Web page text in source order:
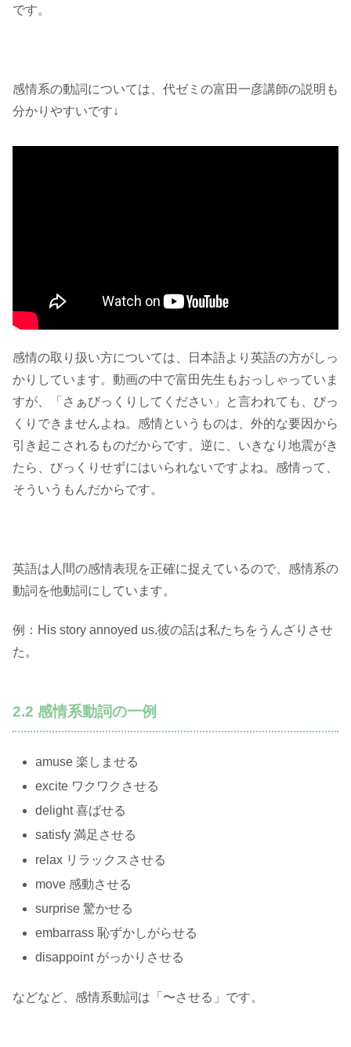
です。
感情系の動詞については、代ゼミの富田一彦講師の説明も
分かりやすいです↓
感情の取り扱い方については、日本語より英語の方がしっ
かりしています。動画の中で富田先生もおっしゃっていま
すが、「さぁびっくりしてください」と言われても、びっ
くりできませんよね。感情というものは、外的な要因から
引き起こされるものだからです。逆に、いきなり地震がき
たら、びっくりせずにはいられないですよね。感情って、
そういうもんだからです。
英語は人間の感情表現を正確に捉えているので、感情系の
動詞を他動詞にしています。
例：His story annoyed us.彼の話は私たちをうんざりさせ
た。
2.2 感情系動詞の一例
amuse 楽しませる
excite ワクワクさせる
delight 喜ばせる
satisfy 満足させる
relax リラックスさせる
move 感動させる
surprise 驚かせる
embarrass 恥ずかしがらせる
disappoint がっかりさせる
などなど、感情系動詞は「〜させる」です。